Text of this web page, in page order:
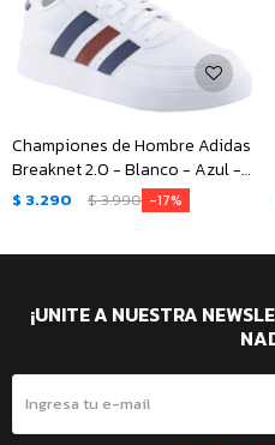
Championes de Hombre Adidas
Breaknet 2.0 - Blanco - Azul -
Rojo
$ 3.290 $3.990 17
¡UNITE A NUESTRA